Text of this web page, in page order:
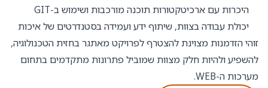
היכרות עם ארכיטקטורות תוכנה מורכבות ושימוש ב-GIT
יכולת עבודה בצוות, שיתוף ידע ועמידה בסטנדרטים של איכות
זוהי הזדמנות מצוינת להצטרף לפרויקט מאתגר בחזית הטכנולוגיה,
להשפיע ולהיות חלק מצוות שמוביל פתרונות מתקדמים בתחום
מערכות ה-WEB.